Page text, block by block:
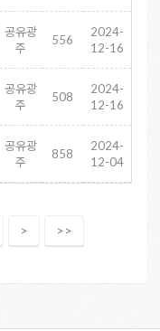
공유광
주
556
2024-
12-16
공유광
주
508
2024-
12-16
공유광
주
858
2024-
12-04
> >>